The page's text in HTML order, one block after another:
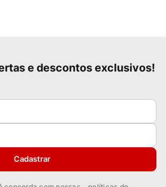
e descontos exclusivos!
Cadastrar